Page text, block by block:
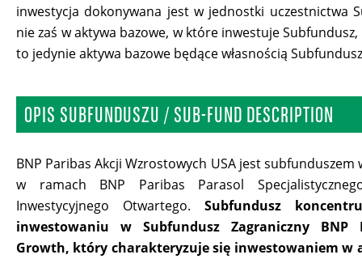
inwestycja dokonywana jest w jednostki uczestnictwa
nie zaś w aktywa bazowe, w które inwestuje
to jedynie aktywa bazowe będące własnością
OPIS SUBFUNDUSZU / SUB-FUND DESCRIPTION
BNP Paribas Akcji Wzrostowych USA jest subfunduszem
w ramach BNP Paribas Parasol
Inwestycyjnego Otwartego. Subfundusz
inwestowaniu w Subfundusz Zagraniczny BNP
Growth, który charakteryzuje się inwestowaniem w